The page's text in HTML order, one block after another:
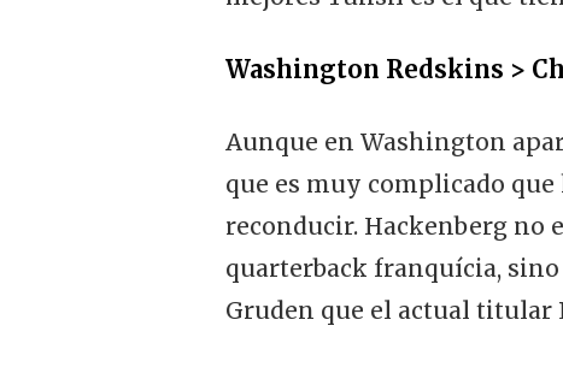
Washington Redskins >
Aunque en Washington
que es muy complicado
reconducir. Hackenberg no
quarterback franquícia,
Gruden que el actual titular